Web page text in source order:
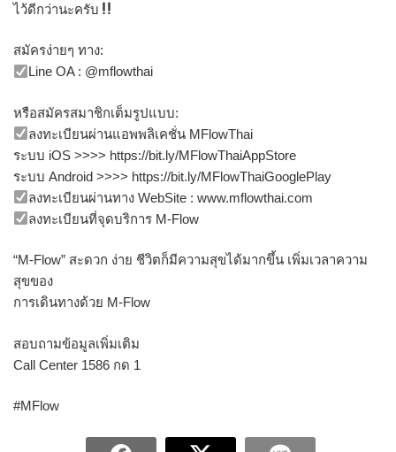
ไว้ดีกว่านะครับ
สมัครง่ายๆ ทาง:
Line OA : @mflowthai
หรือสมัครสมาชิกเต็มรูปแบบ:
ลงทะเบียนผ่านแอพพลิเคชั่น MFlowThai
ระบบ iOS >>>> https://bit.ly/MFlowThaiAppStore
ระบบ Android >>>> https://bit.ly/MFlowThaiGooglePlay
ลงทะเบียนผ่านทาง WebSite : www.mflowthai.com
ลงทะเบียนที่จุดบริการ M-Flow
“M-Flow” สะดวก ง่าย ชีวิตก็มีความสุขได้มากขึ้น เพิ่มเวลาความ
สุขของ
การเดินทางด้วย M-Flow
สอบถามข้อมูลเพิ่มเติม
Call Center 1586 กด 1
#MFlow